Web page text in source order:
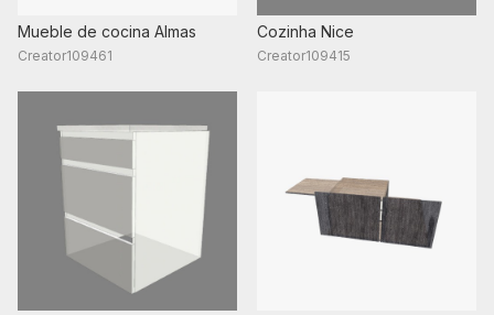
Mueble de cocina Almas
Creator109461
Cozinha Nice
Creator109415